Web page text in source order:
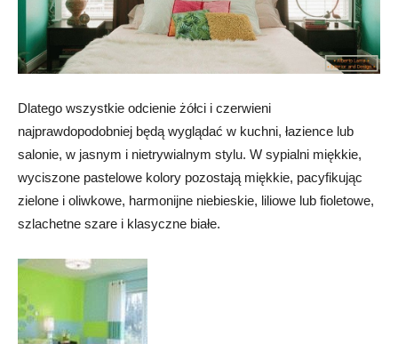
Dlatego wszystkie odcienie żółci i czerwieni
najprawdopodobniej będą wyglądać w kuchni, łazience lub
salonie, w jasnym i nietrywialnym stylu. W sypialni miękkie,
wyciszone pastelowe kolory pozostają miękkie, pacyfikując
zielone i oliwkowe, harmonijne niebieskie, liliowe lub fioletowe,
szlachetne szare i klasyczne białe.